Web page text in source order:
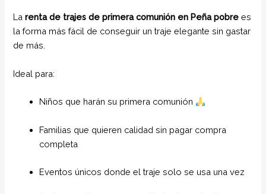
Larenta de trajes de primera comunión en Peña pobrees
la forma más fácil de conseguir un traje elegante sin gastar
de más.
Ideal para:
Niños que harán su primera comunión
Familias que quieren calidad sin pagar compra
completa
Eventos únicos donde el traje solo se usa una vez